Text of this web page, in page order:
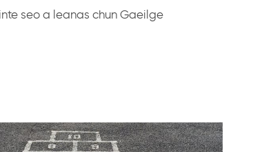
seo a leanas chun Gaeilge